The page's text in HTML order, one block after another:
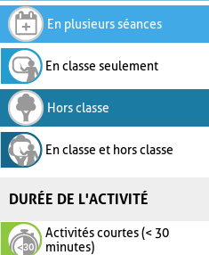
En plusieurs séances
En classe seulement
Hors classe
En classe et hors classe
DURÉE DE L'ACTIVITÉ
Activités courtes (< 30
minutes)